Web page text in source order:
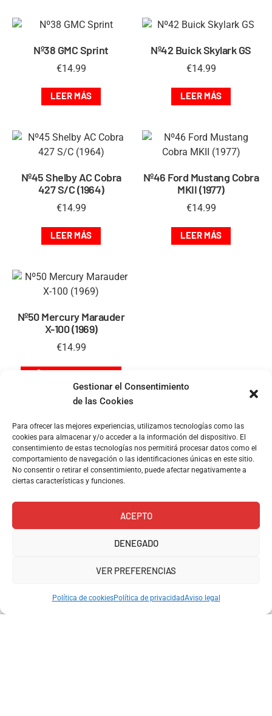
Gestionar el Consentimiento
de las Cookies
Para ofrecer las mejores experiencias, utilizamos tecnologías como las
cookies para almacenar y/o acceder a la información del dispositivo. El
consentimiento de estas tecnologías nos permitirá procesar datos como el
comportamiento de navegación o las identificaciones únicas en este sitio.
No consentir o retirar el consentimiento, puede afectar negativamente a
ciertas características y funciones.
ACEPTO
DENEGADO
VER PREFERENCIAS
Política de cookiesPolítica de privacidadAviso legal
Nº38 GMC Sprint
€14.99
LEER MÁS
Nº42 Buick Skylark GS
€14.99
LEER MÁS
Nº45 Shelby AC Cobra
427 S/C (1964)
€14.99
LEER MÁS
Nº46 Ford Mustang Cobra
MKII (1977)
€14.99
LEER MÁS
Nº50 Mercury Marauder
X-100 (1969)
€14.99
antes de las 13:00
Pago
VISA y
Soporte
Whatsapp